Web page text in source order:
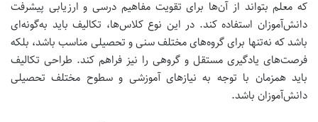
که معلم بتواند از آن‌ها برای تقویت مفاهیم درسی و ارزیابی پیشرفت
دانش‌آموزان استفاده کند. در این نوع کلاس‌ها، تکالیف باید به‌گونه‌ای
باشد که نه‌تنها برای گروه‌های مختلف سنی و تحصیلی مناسب باشد، بلکه
فرصت‌های یادگیری مستقل و گروهی را نیز فراهم کند. طراحی تکالیف
باید همزمان با توجه به نیازهای آموزشی و سطوح مختلف تحصیلی
دانش‌آموزان باشد.